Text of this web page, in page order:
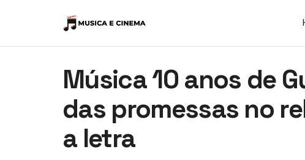
Música 10 anos de
das promessas no
a letra